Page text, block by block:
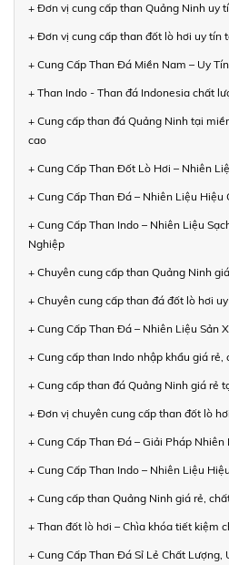
+ Đơn vị cung cấp than Quảng Ninh uy
+ Đơn vị cung cấp than đốt lò hơi uy tín
+ Cung Cấp Than Đá Miền Nam – Uy
+ Than Indo - Than đá Indonesia chất
+ Cung cấp than đá Quảng Ninh tại
cao
+ Cung Cấp Than Đốt Lò Hơi – Nhiên
+ Cung Cấp Than Đá – Nhiên Liệu Hiệu
+ Cung Cấp Than Indo – Nhiên Liệu
Nghiệp
+ Chuyên cung cấp than Quảng Ninh
+ Chuyên cung cấp than đá đốt lò hơi
+ Cung Cấp Than Đá – Nhiên Liệu Sản
+ Cung cấp than Indo nhập khẩu giá rẻ,
+ Cung cấp than đá Quảng Ninh giá rẻ
+ Đơn vị chuyên cung cấp than đốt lò
+ Cung Cấp Than Đá – Giải Pháp Nhiên
+ Cung Cấp Than Indo – Nhiên Liệu
+ Cung cấp than Quảng Ninh giá rẻ,
+ Than đốt lò hơi – Chìa khóa tiết kiệm
+ Cung Cấp Than Đá Sỉ Lẻ Chất Lượng,